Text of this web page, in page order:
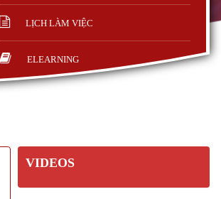
LỊCH LÀM VIỆC
ELEARNING
VIDEOS